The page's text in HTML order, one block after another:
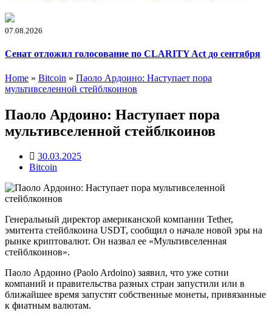
07.08.2026
Сенат отложил голосование по CLARITY Act до сентября
Home » Bitcoin » Паоло Ардоино: Наступает пора
мультивселенной стейблкоинов
Паоло Ардоино: Наступает пора
мультивселенной стейблкоинов
30.03.2025
Bitcoin
Генеральный директор американской компании Tether,
эмитента стейблкоина USDT, сообщил о начале новой эры на
рынке криптовалют. Он назвал ее «Мультивселенная
стейблкоинов».
Паоло Ардоино (Paolo Ardoino) заявил, что уже сотни
компаний и правительства разных стран запустили или в
ближайшее время запустят собственные монеты, привязанные
к фиатным валютам.